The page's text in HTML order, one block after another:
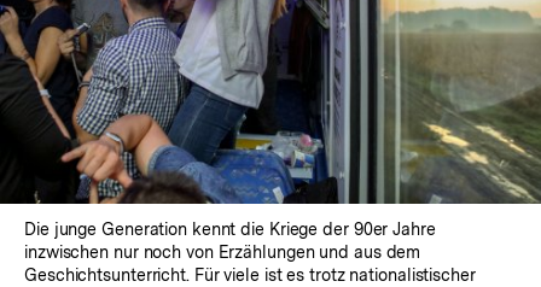
Die junge Generation kennt die Kriege der 90er Jahre
inzwischen nur noch von Erzählungen und aus dem
Geschichtsunterricht. Für viele ist es trotz nationalistischer